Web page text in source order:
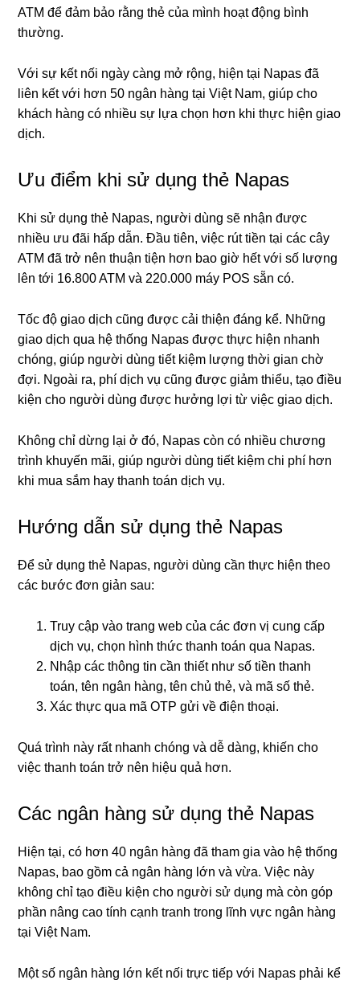
ATM để đảm bảo rằng thẻ của mình hoạt động bình
thường.
Với sự kết nối ngày càng mở rộng, hiện tại Napas đã
liên kết với hơn 50 ngân hàng tại Việt Nam, giúp cho
khách hàng có nhiều sự lựa chọn hơn khi thực hiện giao
dịch.
Ưu điểm khi sử dụng thẻ Napas
Khi sử dụng thẻ Napas, người dùng sẽ nhận được
nhiều ưu đãi hấp dẫn. Đầu tiên, việc rút tiền tại các cây
ATM đã trở nên thuận tiện hơn bao giờ hết với số lượng
lên tới 16.800 ATM và 220.000 máy POS sẵn có.
Tốc độ giao dịch cũng được cải thiện đáng kể. Những
giao dịch qua hệ thống Napas được thực hiện nhanh
chóng, giúp người dùng tiết kiệm lượng thời gian chờ
đợi. Ngoài ra, phí dịch vụ cũng được giảm thiểu, tạo điều
kiện cho người dùng được hưởng lợi từ việc giao dịch.
Không chỉ dừng lại ở đó, Napas còn có nhiều chương
trình khuyến mãi, giúp người dùng tiết kiệm chi phí hơn
khi mua sắm hay thanh toán dịch vụ.
Hướng dẫn sử dụng thẻ Napas
Để sử dụng thẻ Napas, người dùng cần thực hiện theo
các bước đơn giản sau:
Truy cập vào trang web của các đơn vị cung cấp
dịch vụ, chọn hình thức thanh toán qua Napas.
Nhập các thông tin cần thiết như số tiền thanh
toán, tên ngân hàng, tên chủ thẻ, và mã số thẻ.
Xác thực qua mã OTP gửi về điện thoại.
Quá trình này rất nhanh chóng và dễ dàng, khiến cho
việc thanh toán trở nên hiệu quả hơn.
Các ngân hàng sử dụng thẻ Napas
Hiện tại, có hơn 40 ngân hàng đã tham gia vào hệ thống
Napas, bao gồm cả ngân hàng lớn và vừa. Việc này
không chỉ tạo điều kiện cho người sử dụng mà còn góp
phần nâng cao tính cạnh tranh trong lĩnh vực ngân hàng
tại Việt Nam.
Một số ngân hàng lớn kết nối trực tiếp với Napas phải kể